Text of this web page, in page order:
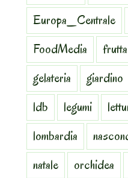
Europa_Centrale
FoodMedia
frutta
gelateria
giardino
ldb
legumi
lombardia
natale
orchidea